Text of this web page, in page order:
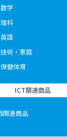
数学
理科
英語
技術・家庭
保健体育
ICT関連商品
関連商品